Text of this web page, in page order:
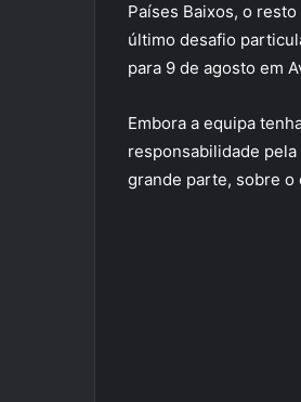
Países Baixos, o
último desafio
para 9 de agosto em
Embora a equipa
responsabilidade
grande parte, sobre o